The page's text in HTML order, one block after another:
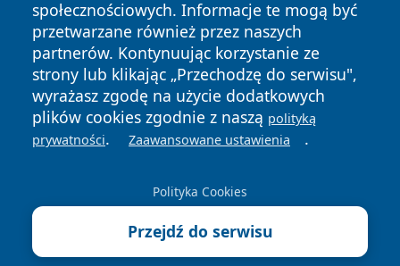
społecznościowych. Informacje te mogą być
przetwarzane również przez naszych
partnerów. Kontynuując korzystanie ze
strony lub klikając „Przechodzę do serwisu",
wyrażasz zgodę na użycie dodatkowych
plików cookies zgodnie z naszą polityką
prywatności. Zaawansowane ustawienia .
Polityka Cookies
Przejdź do serwisu
Copyright © 2026 cieszynonline.pl Wszystkie prawa
zastrzeżone.
News Autorzy
Polityka
Prywatności
Polityka
Cookies